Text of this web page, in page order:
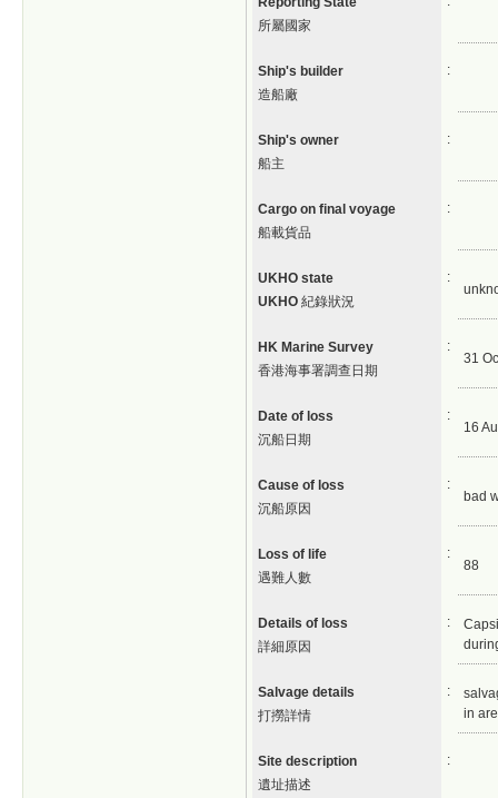
所屬國家
Ship's builder
造船廠
:
Ship's owner
船主
:
Cargo on final voyage
船載貨品
:
UKHO state
UKHO 紀錄狀況
:
HK Marine Survey
香港海事署調查日期
:
31
Date of loss
沉船日期
:
16
Cause of loss
沉船原因
:
bad
Loss of life
遇難人數
:
88
Details of loss
詳細原因
:
Salvage details
打撈詳情
:
in
Site description
遺址描述
: